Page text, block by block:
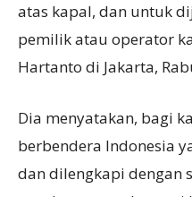
atas kapal, dan untuk
pemilik atau operator
Hartanto di Jakarta,
Dia menyatakan, bagi
berbendera Indonesia
dan dilengkapi dengan